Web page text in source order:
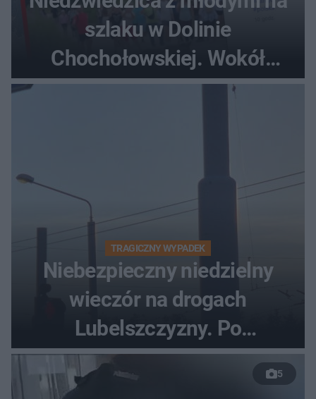
szlaku w Dolinie
Chochołowskiej. Wokół
turyści!
TRAGICZNY WYPADEK
Niebezpieczny niedzielny
wieczór na drogach
Lubelszczyzny. Po
nieudanym manewrze
wyprzedzania zginął
5